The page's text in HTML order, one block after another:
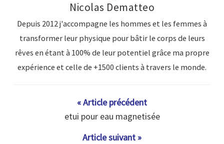
Nicolas Dematteo
Depuis 2012 j'accompagne les hommes et les femmes à
transformer leur physique pour bâtir le corps de leurs
rêves en étant à 100% de leur potentiel grâce ma propre
expérience et celle de +1500 clients à travers le monde.
« Article précédent
etui pour eau magnetisée
Article suivant »